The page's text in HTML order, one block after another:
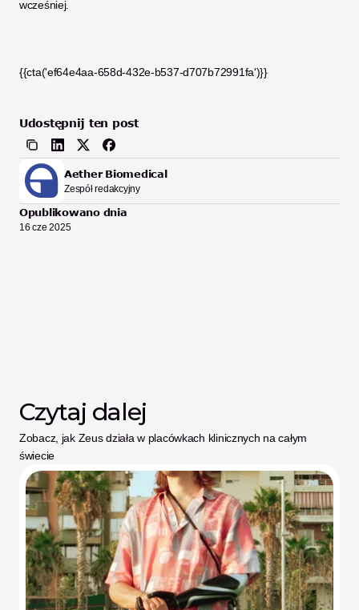
wcześniej.
{{cta('ef64e4aa-658d-432e-b537-d707b72991fa')}}
Udostępnij ten post
Aether Biomedical
Zespół redakcyjny
Opublikowano dnia
16 cze 2025
Czytaj dalej
Zobacz, jak Zeus działa w placówkach klinicznych na całym
świecie